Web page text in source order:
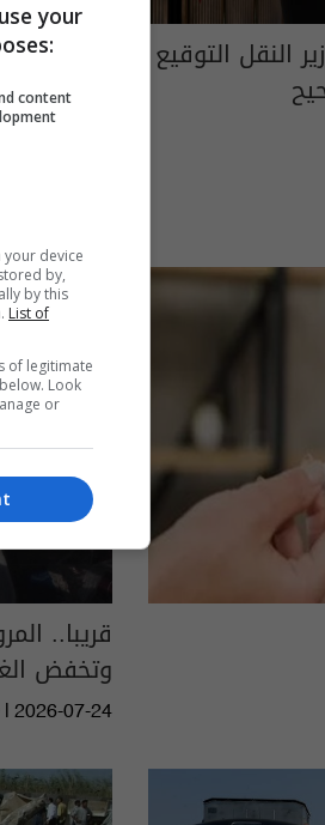
التوقيع قادمون
زائرين
قريبا..
وتخفض
| 2026-07-24
your
content
device
by,
by this
List of
of legitimate
Look
or